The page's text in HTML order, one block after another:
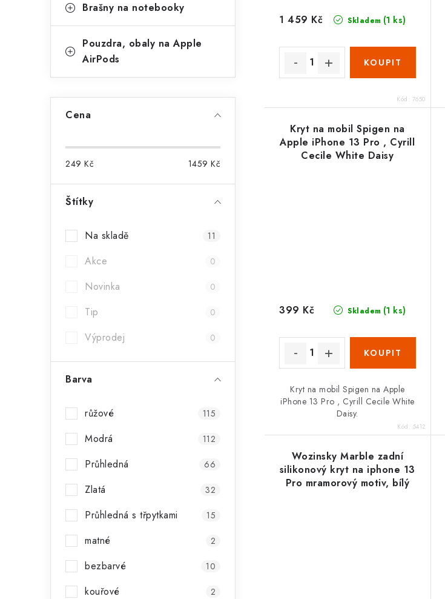
Brašny na notebooky
Pouzdra, obaly na Apple
AirPods
Cena
249 Kč 1459 Kč
Štítky
Na skladě 11
Akce 0
Novinka 0
Tip 0
Výprodej 0
Barva
růžové 115
Modrá 112
Průhledná 66
Zlatá 32
Průhledná s třpytkami 15
matné 2
bezbarvé 10
kouřové 2
u
k
t
ů
ů
Skladem (1 ks)
1 459 Kč
Kód: 7650
Kryt na mobil Spigen na
Apple iPhone 13 Pro , Cyrill
Cecile White Daisy
Skladem (1 ks)
399 Kč
Kryt na mobil Spigen na Apple
iPhone 13 Pro , Cyrill Cecile White
Daisy.
Kód: 5412
Wozinsky Marble zadní
silikonový kryt na iphone 13
Pro mramorový motiv, bílý